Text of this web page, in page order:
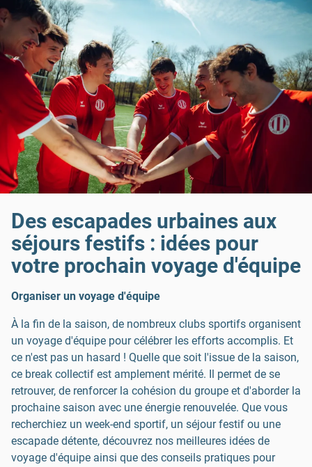
Des escapades urbaines aux
séjours festifs : idées pour
votre prochain voyage d'équipe
Organiser un voyage d'équipe
À la fin de la saison, de nombreux clubs sportifs organisent
un voyage d'équipe pour célébrer les efforts accomplis. Et
ce n'est pas un hasard ! Quelle que soit l'issue de la saison,
ce break collectif est amplement mérité. Il permet de se
retrouver, de renforcer la cohésion du groupe et d'aborder la
prochaine saison avec une énergie renouvelée. Que vous
recherchiez un week-end sportif, un séjour festif ou une
escapade détente, découvrez nos meilleures idées de
voyage d'équipe ainsi que des conseils pratiques pour